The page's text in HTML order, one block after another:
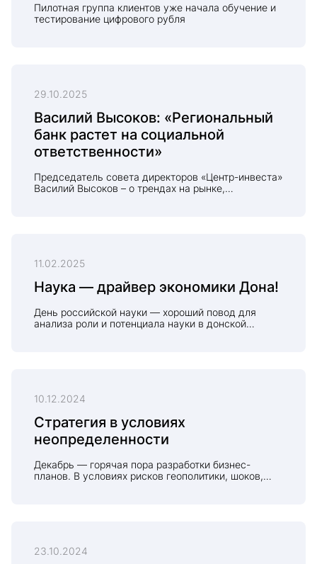
Пилотная группа клиентов уже начала обучение и
тестирование цифрового рубля
29.10.2025
Василий Высоков: «Региональный
банк растет на социальной
ответственности»
Председатель совета директоров «Центр-инвеста»
Василий Высоков – о трендах на рынке,
11.02.2025
Наука — драйвер экономики Дона!
День российской науки — хороший повод для
анализа роли и потенциала науки в донской
10.12.2024
Стратегия в условиях
неопределенности
Декабрь — горячая пора разработки бизнес-
планов. В условиях рисков геополитики, шоков,
23.10.2024